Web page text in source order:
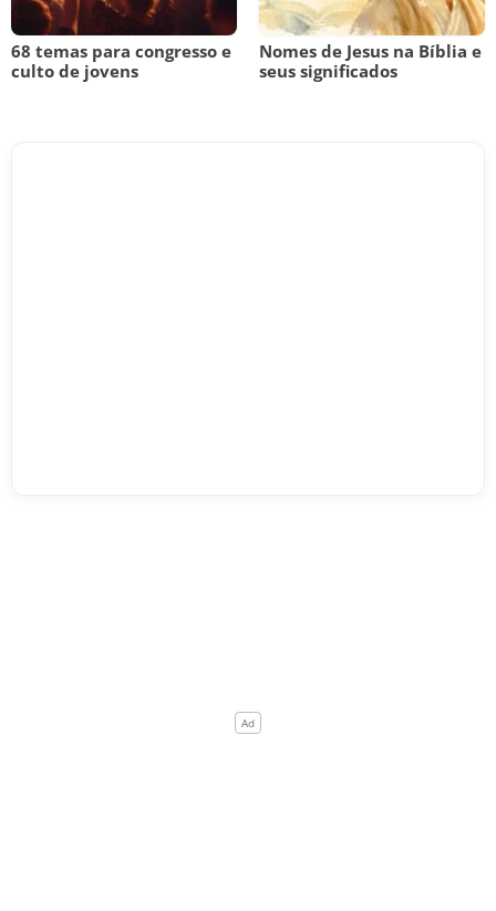
68 temas para congresso e
culto de jovens
Nomes de Jesus na Bíblia e
seus significados